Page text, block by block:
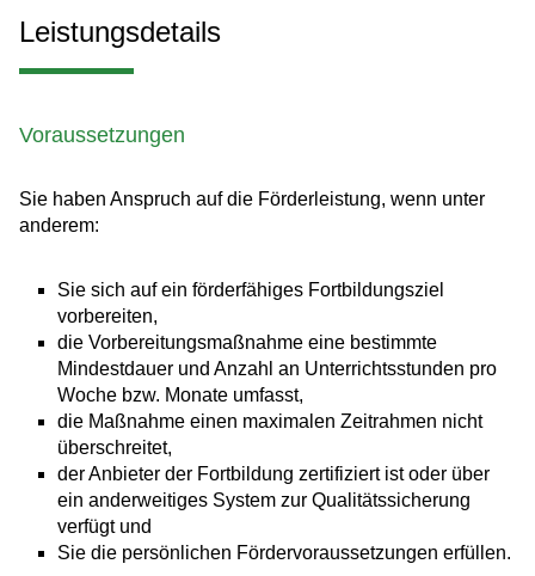
Leistungsdetails
Voraussetzungen
Sie haben Anspruch auf die Förderleistung, wenn unter
anderem:
Sie sich auf ein förderfähiges Fortbildungsziel
vorbereiten,
die Vorbereitungsmaßnahme eine bestimmte
Mindestdauer und Anzahl an Unterrichtsstunden pro
Woche bzw. Monate umfasst,
die Maßnahme einen maximalen Zeitrahmen nicht
überschreitet,
der Anbieter der Fortbildung zertifiziert ist oder über
ein anderweitiges System zur Qualitätssicherung
verfügt und
Sie die persönlichen Fördervoraussetzungen erfüllen.